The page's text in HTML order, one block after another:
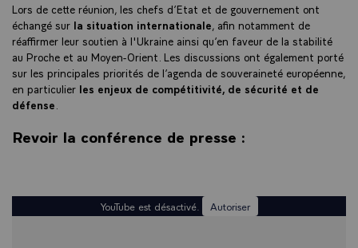
Lors de cette réunion, les chefs d’Etat et de gouvernement ont
échangé sur la situation internationale , afin notamment de
réaffirmer leur soutien à l'Ukraine ainsi qu’en faveur de la stabilité
au Proche et au Moyen-Orient. Les discussions ont également porté
sur les principales priorités de l’agenda de souveraineté européenne,
en particulier les enjeux de compétitivité, de sécurité et de
défense
Revoir la conférence de presse :
YouTube est désactivé. Autoriser